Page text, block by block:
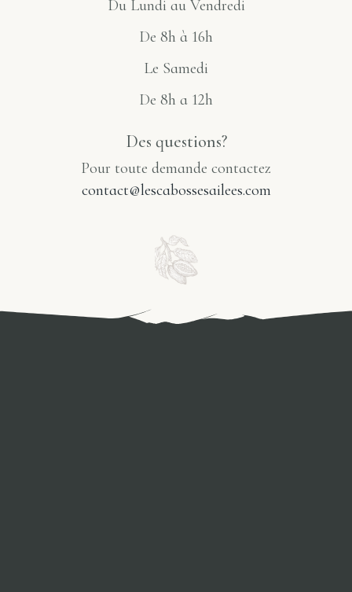
Du Lundi au Vendredi
De 8h à 16h
Le Samedi
De 8h a 12h
Des questions?
Pour toute demande contactez
contact@lescabossesailees.com